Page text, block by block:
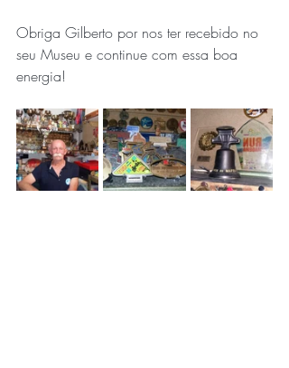
Obriga Gilberto por nos ter recebido no
seu Museu e continue com essa boa
energia!